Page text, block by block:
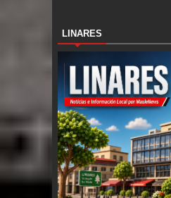
LINARES